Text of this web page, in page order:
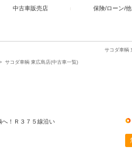
中古車販売店 保険/ローン/他
サコダ車輌
サコダ車輌 東広島店(中古車一覧)
！Ｒ３７５線沿い